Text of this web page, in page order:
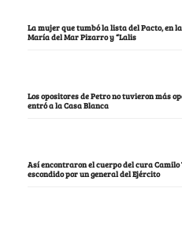
La mujer que tumbó la lista del Pacto, en
María del Mar Pizarro y “Lalis
Los opositores de Petro no tuvieron más
entró a la Casa Blanca
Así encontraron el cuerpo del cura Camilo
escondido por un general del Ejército